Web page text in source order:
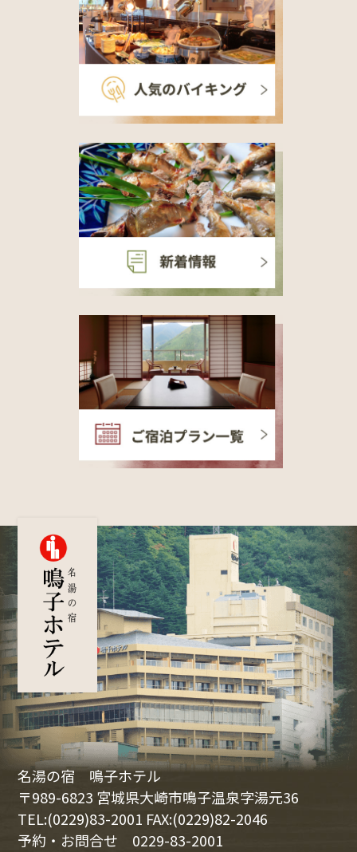
名湯の宿 鳴子ホテル
〒989-6823 宮城県大崎市鳴子温泉字湯元36
TEL:(0229)83-2001 FAX:(0229)82-2046
予約・お問合せ 0229-83-2001